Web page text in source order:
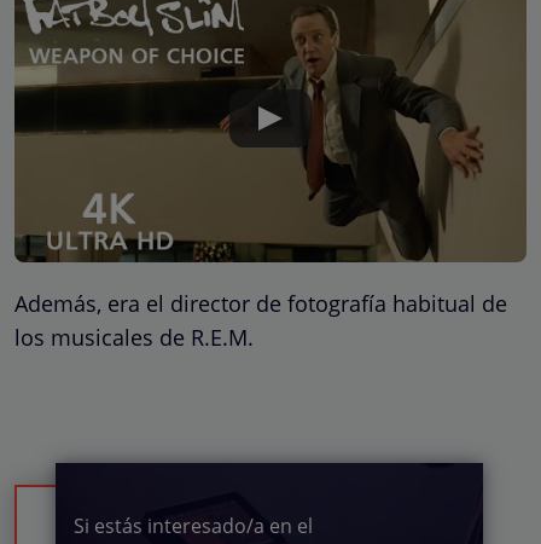
Además, era el director de fotografía habitual de
los musicales de R.E.M.
Si estás interesado/a en el